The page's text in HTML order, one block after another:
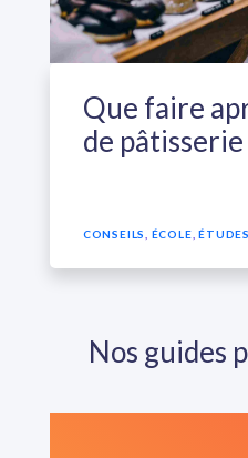
Que faire
de pâtisserie
CONSEILS ÉCOLE ,ÉTUDES
Nos guides